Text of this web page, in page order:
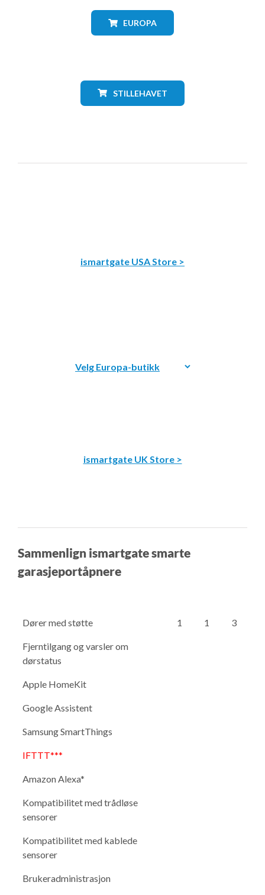
EUROPA
STILLEHAVET
ismartgate USA Store >
ismartgate UK Store >
Sammenlign ismartgate smarte
garasjeportåpnere
Dører med støtte 1 1 3
Fjerntilgang og varsler om
dørstatus
Apple HomeKit
Google Assistent
Samsung SmartThings
IFTTT***
Amazon Alexa*
Kompatibilitet med trådløse
sensorer
Kompatibilitet med kablede
sensorer
Brukeradministrasjon